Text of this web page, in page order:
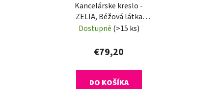
Kancelárske kreslo -
ZELIA, Béžová látka
(imitácia kože)
Dostupné (>15 ks)
€79,20
DO KOŠÍKA